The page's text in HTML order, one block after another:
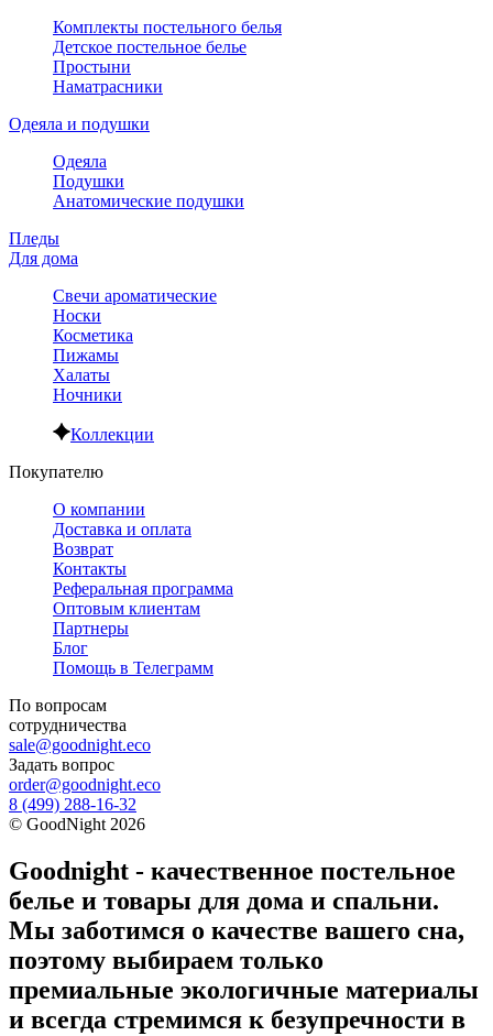
Комплекты постельного белья
Детское постельное белье
Простыни
Наматрасники
Одеяла и подушки
Одеяла
Подушки
Анатомические подушки
Пледы
Для дома
Свечи ароматические
Носки
Косметика
Пижамы
Халаты
Ночники
Коллекции
Покупателю
О компании
Доставка и оплата
Возврат
Контакты
Реферальная программа
Оптовым клиентам
Партнеры
Блог
Помощь в Телеграмм
По вопросам
сотрудничества
sale@goodnight.eco
Задать вопрос
order@goodnight.eco
8 (499) 288-16-32
© GoodNight 2026
Goodnight - качественное постельное
белье и товары для дома и спальни.
Мы заботимся о качестве вашего сна,
поэтому выбираем только
премиальные экологичные материалы
и всегда стремимся к безупречности в